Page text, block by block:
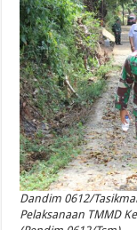
Dandim 0612/
Pelaksanaan TMMD